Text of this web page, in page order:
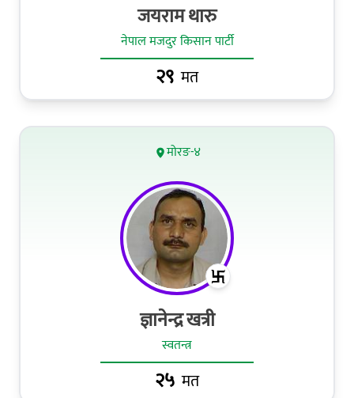
जयराम थारु
नेपाल मजदुर किसान पार्टी
२९ मत
मोरङ-४
ज्ञानेन्द्र खत्री
स्वतन्त्र
२५ मत